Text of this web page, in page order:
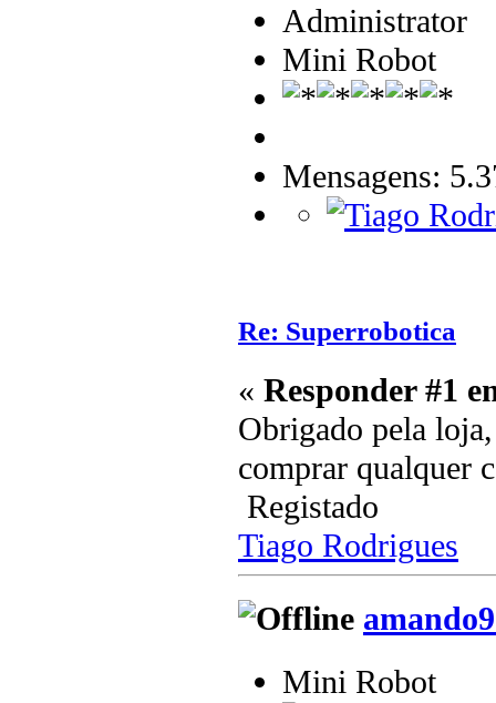
Administrator
Mini Robot
Mensagens:
Re: Superrobotica
« Responder #1
Obrigado pela
comprar qualquer
Registado
Tiago Rodrigues
Mini Robot